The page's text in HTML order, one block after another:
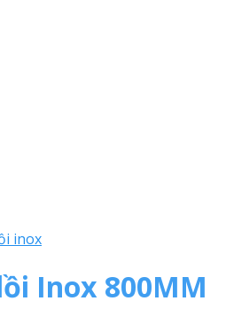
inox
Inox 800MM